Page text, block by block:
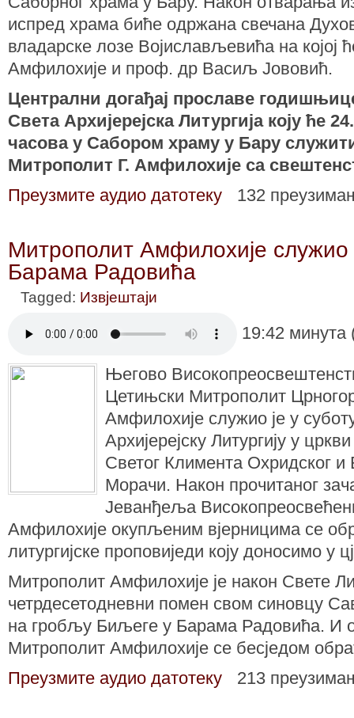
испред храма биће одржана свечана
владарске лозе Војислављевића на којој
Амфилохије и проф. др Васиљ Јововић.
Централни догађај прославе
Света Архијерејска Литургија коју ће
часова у Сабором храму у Бару
Митрополит Г. Амфилохије са
Преузмите аудио датотеку
132
Митрополит Амфилохије служио
Барама Радовића
Tagged: Извјештаји
19:42
Његово
Цетињски Митрополит
Амфилохије служио је у
Архијерејску Литургију у
Светог Климента Охридског
Морачи. Након прочитаног
Јеванђеља
Амфилохије окупљеним вјерницима се
литургијске проповиједи коју доносимо у
Митрополит Амфилохије је након Свете
четрдесетодневни помен свом синовцу
на гробљу Биљеге у Барама Радовића. И
Митрополит Амфилохије се бесједом
Преузмите аудио датотеку
213